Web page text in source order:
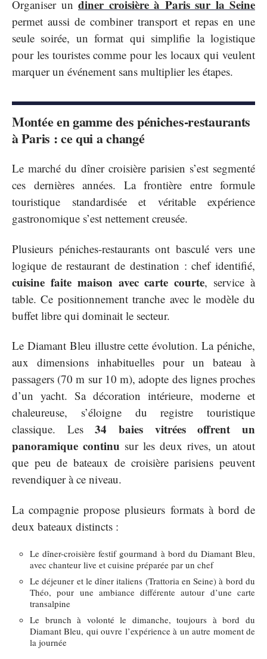
Organiser un diner croisière à Paris sur la Seine
permet aussi de combiner transport et repas en une
seule soirée, un format qui simplifie la logistique
pour les touristes comme pour les locaux qui veulent
marquer un événement sans multiplier les étapes.
Montée en gamme des péniches-restaurants
à Paris : ce qui a changé
Le marché du dîner croisière parisien s’est segmenté
ces dernières années. La frontière entre formule
touristique standardisée et véritable expérience
gastronomique s’est nettement creusée.
Plusieurs péniches-restaurants ont basculé vers une
logique de restaurant de destination : chef identifié,
cuisine faite maison avec carte courte, service à
table. Ce positionnement tranche avec le modèle du
buffet libre qui dominait le secteur.
Le Diamant Bleu illustre cette évolution. La péniche,
aux dimensions inhabituelles pour un bateau à
passagers (70 m sur 10 m), adopte des lignes proches
d’un yacht. Sa décoration intérieure, moderne et
chaleureuse, s’éloigne du registre touristique
classique. Les34 baies vitrées offrent un
panoramique continu sur les deux rives, un atout
que peu de bateaux de croisière parisiens peuvent
revendiquer à ce niveau.
La compagnie propose plusieurs formats à bord de
deux bateaux distincts :
Le dîner-croisière festif gourmand à bord du Diamant Bleu,
avec chanteur live et cuisine préparée par un chef
Le déjeuner et le dîner italiens (Trattoria en Seine) à bord du
Théo, pour une ambiance différente autour d’une carte
transalpine
Le brunch à volonté le dimanche, toujours à bord du
Diamant Bleu, qui ouvre l’expérience à un autre moment de
la journée